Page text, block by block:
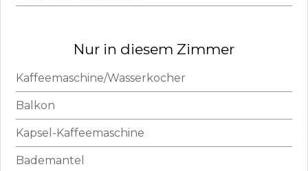
Nur in diesem Zimmer
Kaffeemaschine/Wasserkocher
Balkon
Kapsel-Kaffeemaschine
Bademantel